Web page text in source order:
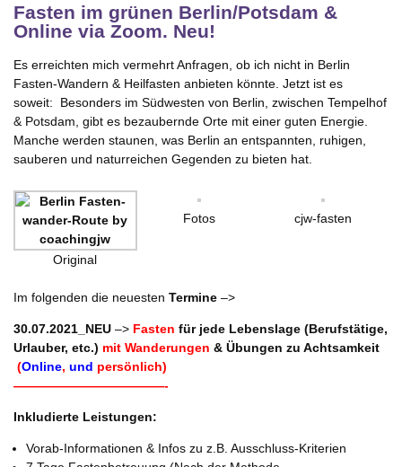
Fasten im grünen Berlin/Potsdam &
Online via Zoom. Neu!
Es erreichten mich vermehrt Anfragen, ob ich nicht in Berlin
Fasten-Wandern & Heilfasten anbieten könnte. Jetzt ist es
soweit: Besonders im Südwesten von Berlin, zwischen Tempelhof
& Potsdam, gibt es bezaubernde Orte mit einer guten Energie.
Manche werden staunen, was Berlin an entspannten, ruhigen,
sauberen und naturreichen Gegenden zu bieten hat.
Original
Fotos cjw-fasten
Im folgenden die neuesten Termine –>
30.07.2021_NEU –> Fasten für jede Lebenslage (Berufstätige,
Urlauber, etc.) mit Wanderungen & Übungen zu Achtsamkeit
(Online, und persönlich)
————————————-
Inkludierte Leistungen:
Vorab-Informationen & Infos zu z.B. Ausschluss-Kriterien